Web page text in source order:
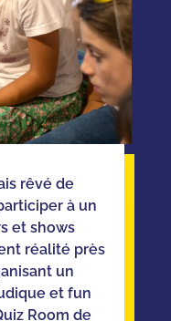
rêvé de
à un
et shows
réalité près
un
et fun
Room de